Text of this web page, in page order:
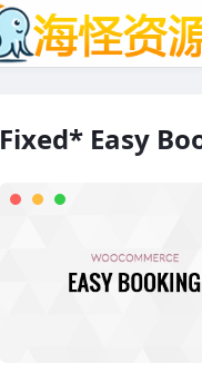
Fixed* Easy